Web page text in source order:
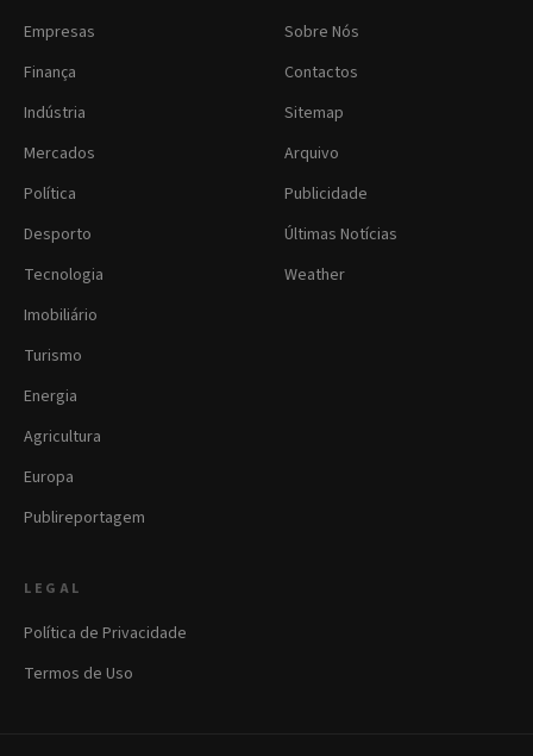
Empresas
Finança
Indústria
Mercados
Política
Desporto
Tecnologia
Imobiliário
Turismo
Energia
Agricultura
Europa
Publireportagem
Sobre Nós
Contactos
Sitemap
Arquivo
Publicidade
Últimas Notícias
Weather
LEGAL
Política de Privacidade
Termos de Uso